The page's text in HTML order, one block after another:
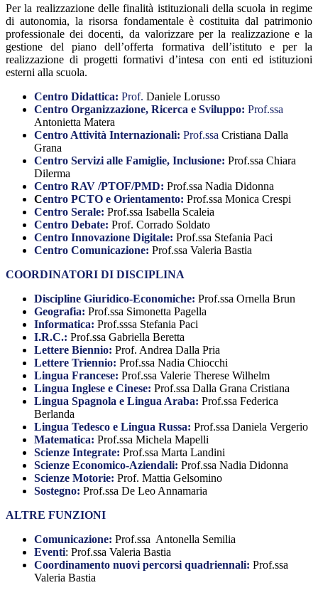
Per la realizzazione delle finalità istituzionali della scuola in regime
di autonomia, la risorsa fondamentale è costituita dal patrimonio
professionale dei docenti, da valorizzare per la realizzazione e la
gestione del piano dell’offerta formativa dell’istituto e per la
realizzazione di progetti formativi d’intesa con enti ed istituzioni
esterni alla scuola.
Centro Didattica: Prof. Daniele Lorusso
Centro Organizzazione, Ricerca e Sviluppo: Prof.ssa
Antonietta Matera
Centro Attività Internazionali: Prof.ssa Cristiana Dalla
Grana
Centro Servizi alle Famiglie, Inclusione: Prof.ssa Chiara
Dilerma
Centro RAV /PTOF/PMD: Prof.ssa Nadia Didonna
Centro PCTO e Orientamento: Prof.ssa Monica Crespi
Centro Serale: Prof.ssa Isabella Scaleia
Centro Debate: Prof. Corrado Soldato
Centro Innovazione Digitale: Prof.ssa Stefania Paci
Centro Comunicazione: Prof.ssa Valeria Bastia
COORDINATORI DI DISCIPLINA
Discipline Giuridico-Economiche: Prof.ssa Ornella Brun
Geografia: Prof.ssa Simonetta Pagella
Informatica: Prof.sssa Stefania Paci
I.R.C.: Prof.ssa Gabriella Beretta
Lettere Biennio: Prof. Andrea Dalla Pria
Lettere Triennio: Prof.ssa Nadia Chiocchi
Lingua Francese: Prof.ssa Valerie Therese Wilhelm
Lingua Inglese e Cinese: Prof.ssa Dalla Grana Cristiana
Lingua Spagnola e Lingua Araba: Prof.ssa Federica
Berlanda
Lingua Tedesco e Lingua Russa: Prof.ssa Daniela Vergerio
Matematica: Prof.ssa Michela Mapelli
Scienze Integrate: Prof.ssa Marta Landini
Scienze Economico-Aziendali: Prof.ssa Nadia Didonna
Scienze Motorie: Prof. Mattia Gelsomino
Sostegno: Prof.ssa De Leo Annamaria
ALTRE FUNZIONI
Comunicazione: Prof.ssa Antonella Semilia
Eventi: Prof.ssa Valeria Bastia
Coordinamento nuovi percorsi quadriennali: Prof.ssa
Valeria Bastia